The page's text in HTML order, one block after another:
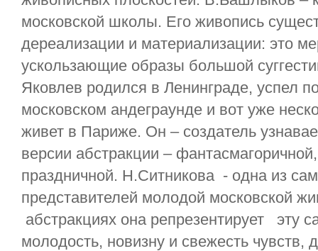
московской школы. Его живопись
дереализации и материализации: это
ускользающие образы большой
Яковлев родился в Ленинграде, успел
московском андеграунде и вот уже
живет в Париже. Он – создатель
версии абстракции –
праздничной. Н.Ситникова - одна из
представителей молодой московской
абстракциях она репрезентирует эту
молодость, новизну и свежесть чувств,